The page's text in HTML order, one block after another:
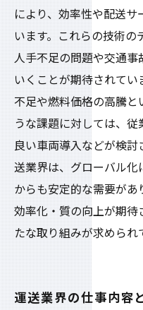
により、効率性や配送サ
います。これらの技術の
人手不足の問題や交通事
いくことが期待されてい
不足や燃料価格の高騰と
うな課題に対しては、
良い車両導入などが検討
送業界は、グローバル化
からも安定的な需要があ
効率化・質の向上が期待
たな取り組みが求められ
運送業界の仕事内容